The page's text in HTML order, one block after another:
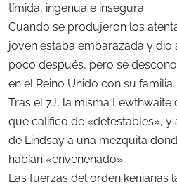
tímida, ingenua e insegura.
Cuando se produjeron los
joven estaba embarazada y dio
poco después, pero se
en el Reino Unido con su familia.
Tras el 7J, la misma
que calificó de «detestables», y
de Lindsay a una mezquita
habían «envenenado».
Las fuerzas del orden kenianas